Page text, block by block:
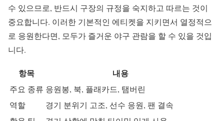
수 있으므로, 반드시 구장의 규정을 숙지하고 따르는 것이
중요합니다. 이러한 기본적인 에티켓을 지키면서 열정적으
로 응원한다면, 모두가 즐거운 야구 관람을 할 수 있을 것입
니다.
항목 내용
주요 종류 응원봉, 북, 플래카드, 탬버린
역할
경기 분위기 고조, 선수 응원, 팬 결속